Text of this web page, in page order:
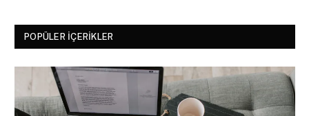
POPÜLER İÇERIKLER